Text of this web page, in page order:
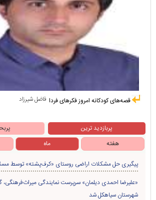
فاضل شیرزاد قصه‌های کودکانه امروز فکرهای فردا
پربازدید ترین
هفته
ماه
پیگیری حل مشکلات اراضی روستای «کرف‌پشته» توسط
«علیرضا احمدی دیلمان» سرپرست نمایندگی
شهرستان سیاهکل شد